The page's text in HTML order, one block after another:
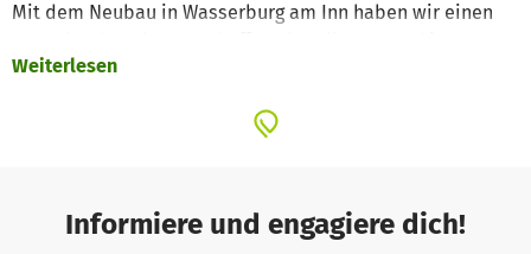
Mit dem Neubau in Wasserburg am Inn haben wir einen
unter einem Dach vereint – auf einer Fläche, die viermal
moderne Zentrum bietet nicht nur optimale Bedingungen
Versorgungssicherheit – durch erneuerbare Energien,
regionale Baupartnerschaften und eine zukunftsfähige
Weiterlesen
Informiere und engagiere dich!